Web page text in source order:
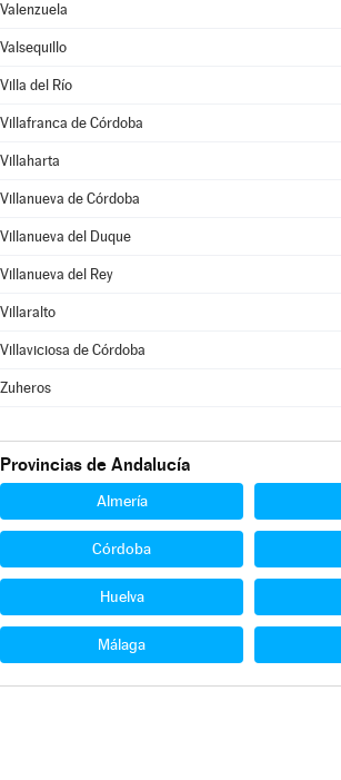
Valenzuela
Valsequillo
Villa del Río
Villafranca de Córdoba
Villaharta
Villanueva de Córdoba
Villanueva del Duque
Villanueva del Rey
Villaralto
Villaviciosa de Córdoba
Zuheros
Provincias de Andalucía
Almería
Córdoba
Huelva
Málaga